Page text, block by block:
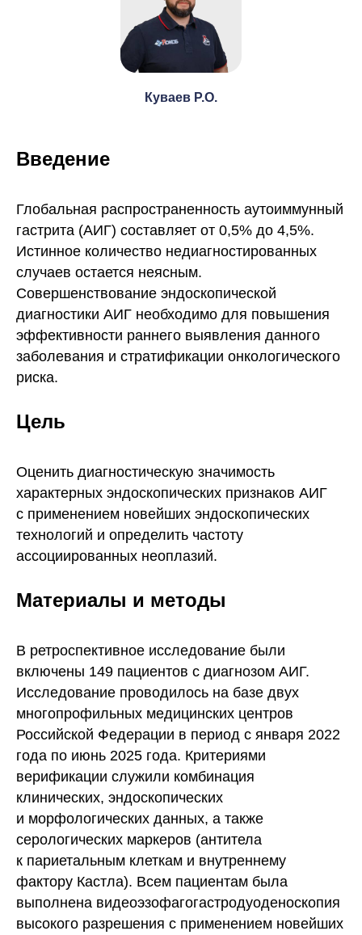
Куваев Р.О.
Введение
Глобальная распространенность аутоиммунный
гастрита (АИГ) составляет от 0,5% до 4,5%.
Истинное количество недиагностированных
случаев остается неясным.
Совершенствование эндоскопической
диагностики АИГ необходимо для повышения
эффективности раннего выявления данного
заболевания и стратификации онкологического
риска.
Цель
Оценить диагностическую значимость
характерных эндоскопических признаков АИГ
с применением новейших эндоскопических
технологий и определить частоту
ассоциированных неоплазий.
Материалы и методы
В ретроспективное исследование были
включены 149 пациентов с диагнозом АИГ.
Исследование проводилось на базе двух
многопрофильных медицинских центров
Российской Федерации в период с января 2022
года по июнь 2025 года. Критериями
верификации служили комбинация
клинических, эндоскопических
и морфологических данных, а также
серологических маркеров (антитела
к париетальным клеткам и внутреннему
фактору Кастла). Всем пациентам была
выполнена видеоэзофагогастродуоденоскопия
высокого разрешения с применением новейших